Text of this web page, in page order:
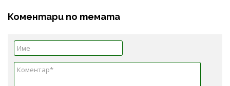
Коментари по темата